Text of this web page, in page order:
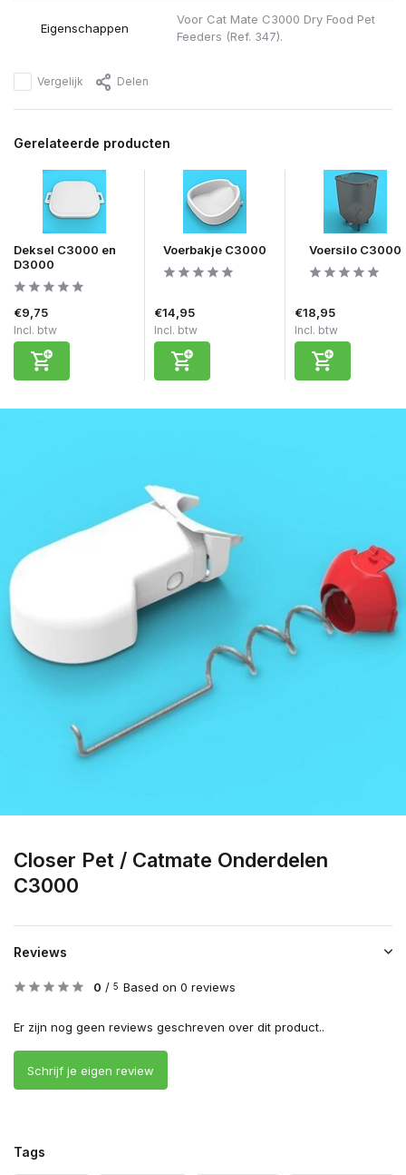
Closer Pet / Catmate Onderdelen
C3000
Eigenschappen
Voor Cat Mate C3000 Dry Food Pet
Feeders (Ref. 347).
Vergelijk Delen
Gerelateerde producten
Deksel C3000 en
D3000
€9,75
Incl. btw
Voerbakje C3000
€14,95
Incl. btw
Voersilo C3000
€18,95
Incl. btw
Reviews
0 / 5 Based on 0 reviews
Er zijn nog geen reviews geschreven over dit product..
Schrijf je eigen review
Tags